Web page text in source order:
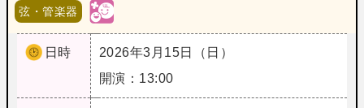
弦・管楽器
日時
2026年3月15日（日）
開演：13:00